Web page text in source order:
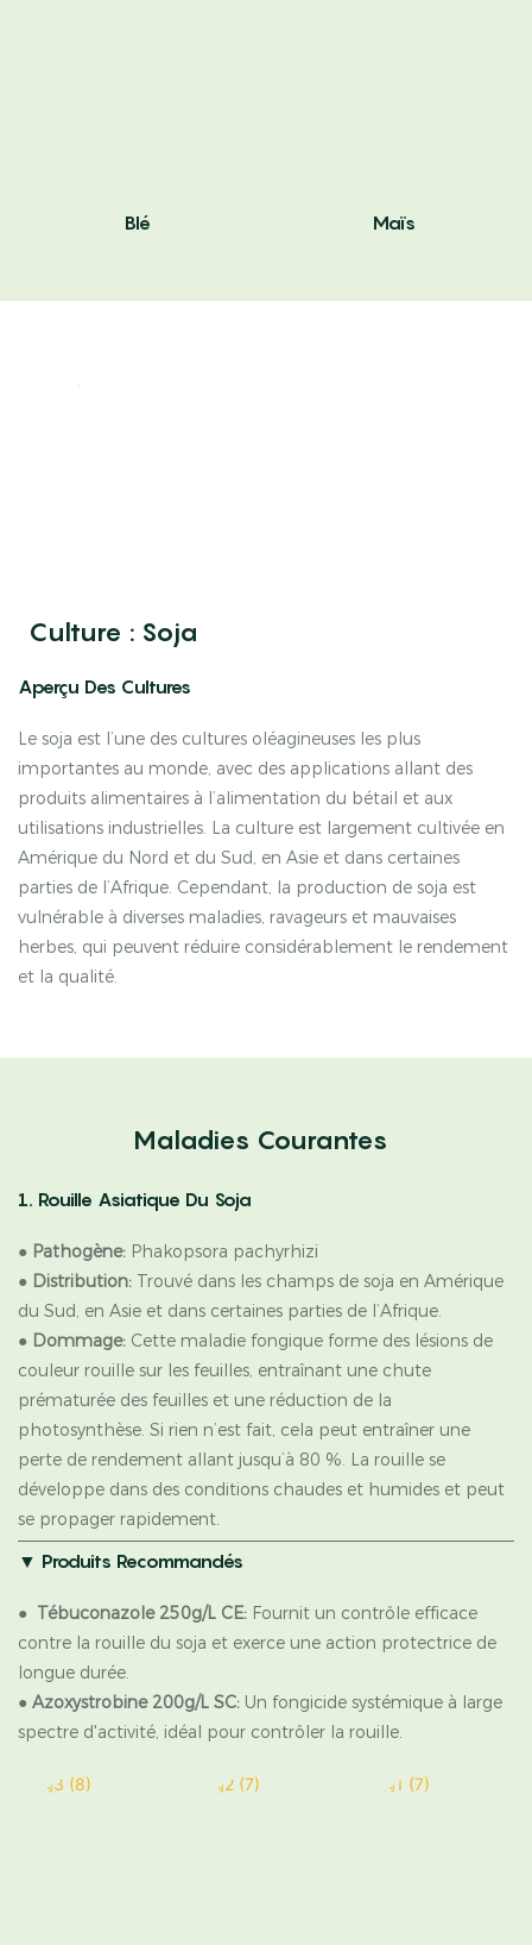
Blé Maïs
Culture : Soja
Aperçu Des Cultures
Le soja est l’une des cultures oléagineuses les plus
importantes au monde, avec des applications allant des
produits alimentaires à l’alimentation du bétail et aux
utilisations industrielles. La culture est largement cultivée en
Amérique du Nord et du Sud, en Asie et dans certaines
parties de l’Afrique. Cependant, la production de soja est
vulnérable à diverses maladies, ravageurs et mauvaises
herbes, qui peuvent réduire considérablement le rendement
et la qualité.
Maladies Courantes
1. Rouille Asiatique Du Soja
● Pathogène: Phakopsora pachyrhizi
● Distribution: Trouvé dans les champs de soja en Amérique
du Sud, en Asie et dans certaines parties de l’Afrique.
● Dommage: Cette maladie fongique forme des lésions de
couleur rouille sur les feuilles, entraînant une chute
prématurée des feuilles et une réduction de la
photosynthèse. Si rien n’est fait, cela peut entraîner une
perte de rendement allant jusqu’à 80 %. La rouille se
développe dans des conditions chaudes et humides et peut
se propager rapidement.
▼ Produits Recommandés
● Tébuconazole 250g/L CE: Fournit un contrôle efficace
contre la rouille du soja et exerce une action protectrice de
longue durée.
● Azoxystrobine 200g/L SC: Un fongicide systémique à large
spectre d'activité, idéal pour contrôler la rouille.